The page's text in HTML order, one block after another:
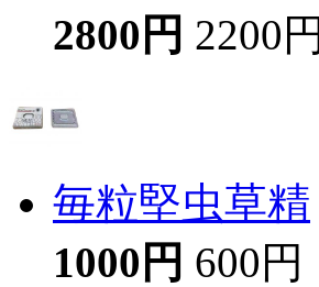
2800円 2200円
毎粒堅虫草精
1000円 600円